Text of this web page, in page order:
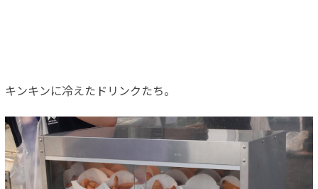
キンキンに冷えたドリンクたち。